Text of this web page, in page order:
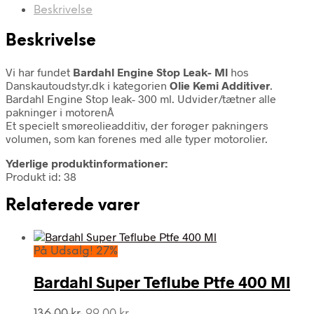
Beskrivelse
Beskrivelse
Vi har fundet Bardahl Engine Stop Leak- Ml hos
Danskautoudstyr.dk i kategorien Olie Kemi Additiver.
Bardahl Engine Stop leak- 300 ml. Udvider/tætner alle
pakninger i motorenÂ
Et specielt smøreolieadditiv, der forøger pakningers
volumen, som kan forenes med alle typer motorolier.
Yderlige produktinformationer:
Produkt id: 38
Relaterede varer
På Udsalg! 27%
Bardahl Super Teflube Ptfe 400 Ml
Den